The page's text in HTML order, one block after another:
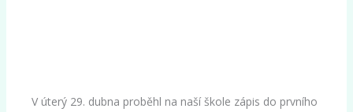
V úterý 29. dubna proběhl na naší škole zápis do prvního